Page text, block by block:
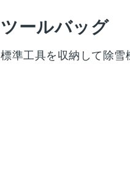
ツールバッグ
標準工具を収納して除雪